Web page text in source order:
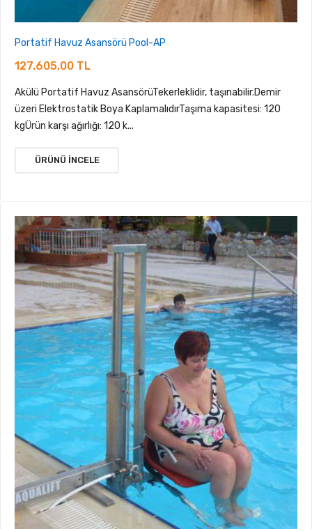
Portatif Havuz Asansörü Pool-AP
127.605,00 TL
Akülü Portatif Havuz AsansörüTekerleklidir, taşınabilir.Demir
üzeri Elektrostatik Boya KaplamalıdırTaşıma kapasitesi: 120
kgÜrün karşı ağırlığı: 120 k...
ÜRÜNÜ İNCELE